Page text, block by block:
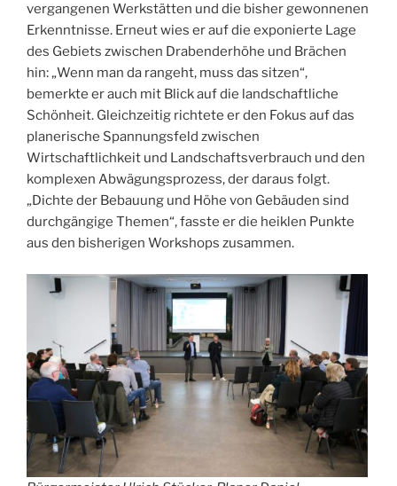
vergangenen Werkstätten und die bisher gewonnenen
Erkenntnisse. Erneut wies er auf die exponierte Lage
des Gebiets zwischen Drabenderhöhe und Brächen
hin: „Wenn man da rangeht, muss das sitzen“,
bemerkte er auch mit Blick auf die landschaftliche
Schönheit. Gleichzeitig richtete er den Fokus auf das
planerische Spannungsfeld zwischen
Wirtschaftlichkeit und Landschaftsverbrauch und den
komplexen Abwägungsprozess, der daraus folgt.
„Dichte der Bebauung und Höhe von Gebäuden sind
durchgängige Themen“, fasste er die heiklen Punkte
aus den bisherigen Workshops zusammen.